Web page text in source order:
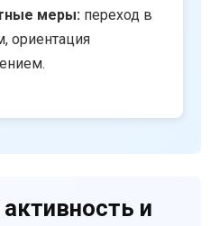
меры: переход в
ориентация
и